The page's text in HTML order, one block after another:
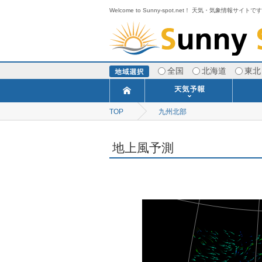
Welcome to Sunny-spot.net！ 天気・気象情報サイトで
全国 北海道 東北
TOPICS
分布予報
今日明日の天気
ポイント予報
週間天気予報
1ヶ月予報
3ヶ月予報
寒・暖候期予報
世界の天気
海上予報
TOP 九州北部
地上風予測